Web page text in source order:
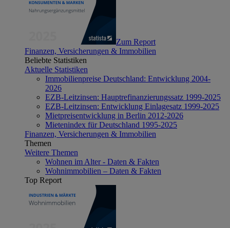
Zum Report
Finanzen, Versicherungen & Immobilien
Beliebte Statistiken
Aktuelle Statistiken
Immobilienpreise Deutschland: Entwicklung 2004-
2026
EZB-Leitzinsen: Hauptrefinanzierungssatz 1999-2025
EZB-Leitzinsen: Entwicklung Einlagesatz 1999-2025
Mietpreisentwicklung in Berlin 2012-2026
Mietenindex für Deutschland 1995-2025
Finanzen, Versicherungen & Immobilien
Themen
Weitere Themen
Wohnen im Alter - Daten & Fakten
Wohnimmobilien – Daten & Fakten
Top Report